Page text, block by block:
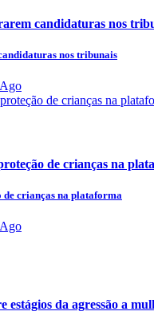
candidaturas nos
nos tribunais
de crianças na
de crianças na plataforma
da agressão a